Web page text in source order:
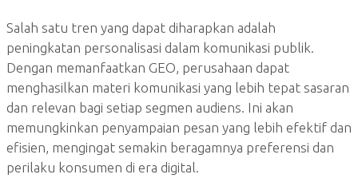
Salah satu tren yang dapat diharapkan adalah
peningkatan personalisasi dalam komunikasi publik.
Dengan memanfaatkan GEO, perusahaan dapat
menghasilkan materi komunikasi yang lebih tepat sasaran
dan relevan bagi setiap segmen audiens. Ini akan
memungkinkan penyampaian pesan yang lebih efektif dan
efisien, mengingat semakin beragamnya preferensi dan
perilaku konsumen di era digital.